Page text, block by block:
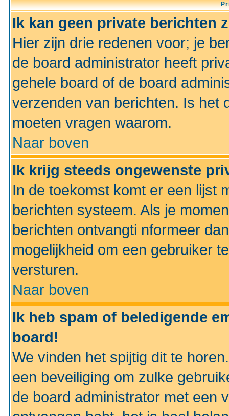
Ik kan geen private berichten
Hier zijn drie redenen voor; je
de board administrator heeft
gehele board of de board
verzenden van berichten. Is het
moeten vragen waarom.
Naar boven
Ik krijg steeds ongewenste
In de toekomst komt er een lijst
berichten systeem. Als je
berichten ontvangti nformeer
mogelijkheid om een gebruiker
versturen.
Naar boven
Ik heb spam of beledigende
board!
We vinden het spijtig dit te
een beveiliging om zulke
de board administrator met een